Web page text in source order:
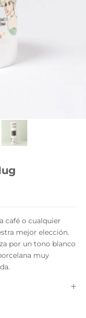
café o cualquier
mejor elección.
por un tono blanco
muy